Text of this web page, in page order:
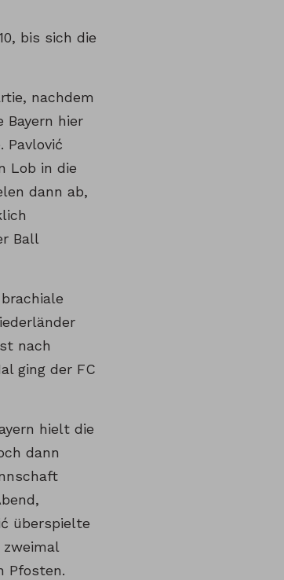
bis sich die
nachdem
Bayern hier
Pavlović
Lob in die
dann ab,
Ball
nach
ging der FC
hielt die
dann
überspielte
Pfosten.